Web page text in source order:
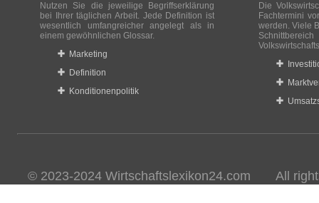
Nutzen Sie die jeweilige Begriffserklärung
bei Ihrer täglichen Arbeit. Jede Definition ist
wesentlich umfangreicher angelegt als in
einem gewöhnlichen Glossar.
Marketing
Definition
Konditionenpolitik
Die
Fachtermini
werden. Viele
© 2023-2024 Wirtschaftslexikon24.com All